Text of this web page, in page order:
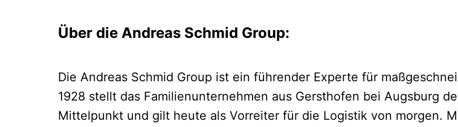
Über die Andreas Schmid Group:
Die Andreas Schmid Group ist ein führender Experte für
1928 stellt das Familienunternehmen aus Gersthofen bei Augsburg
Mittelpunkt und gilt heute als Vorreiter für die Logistik von morgen.